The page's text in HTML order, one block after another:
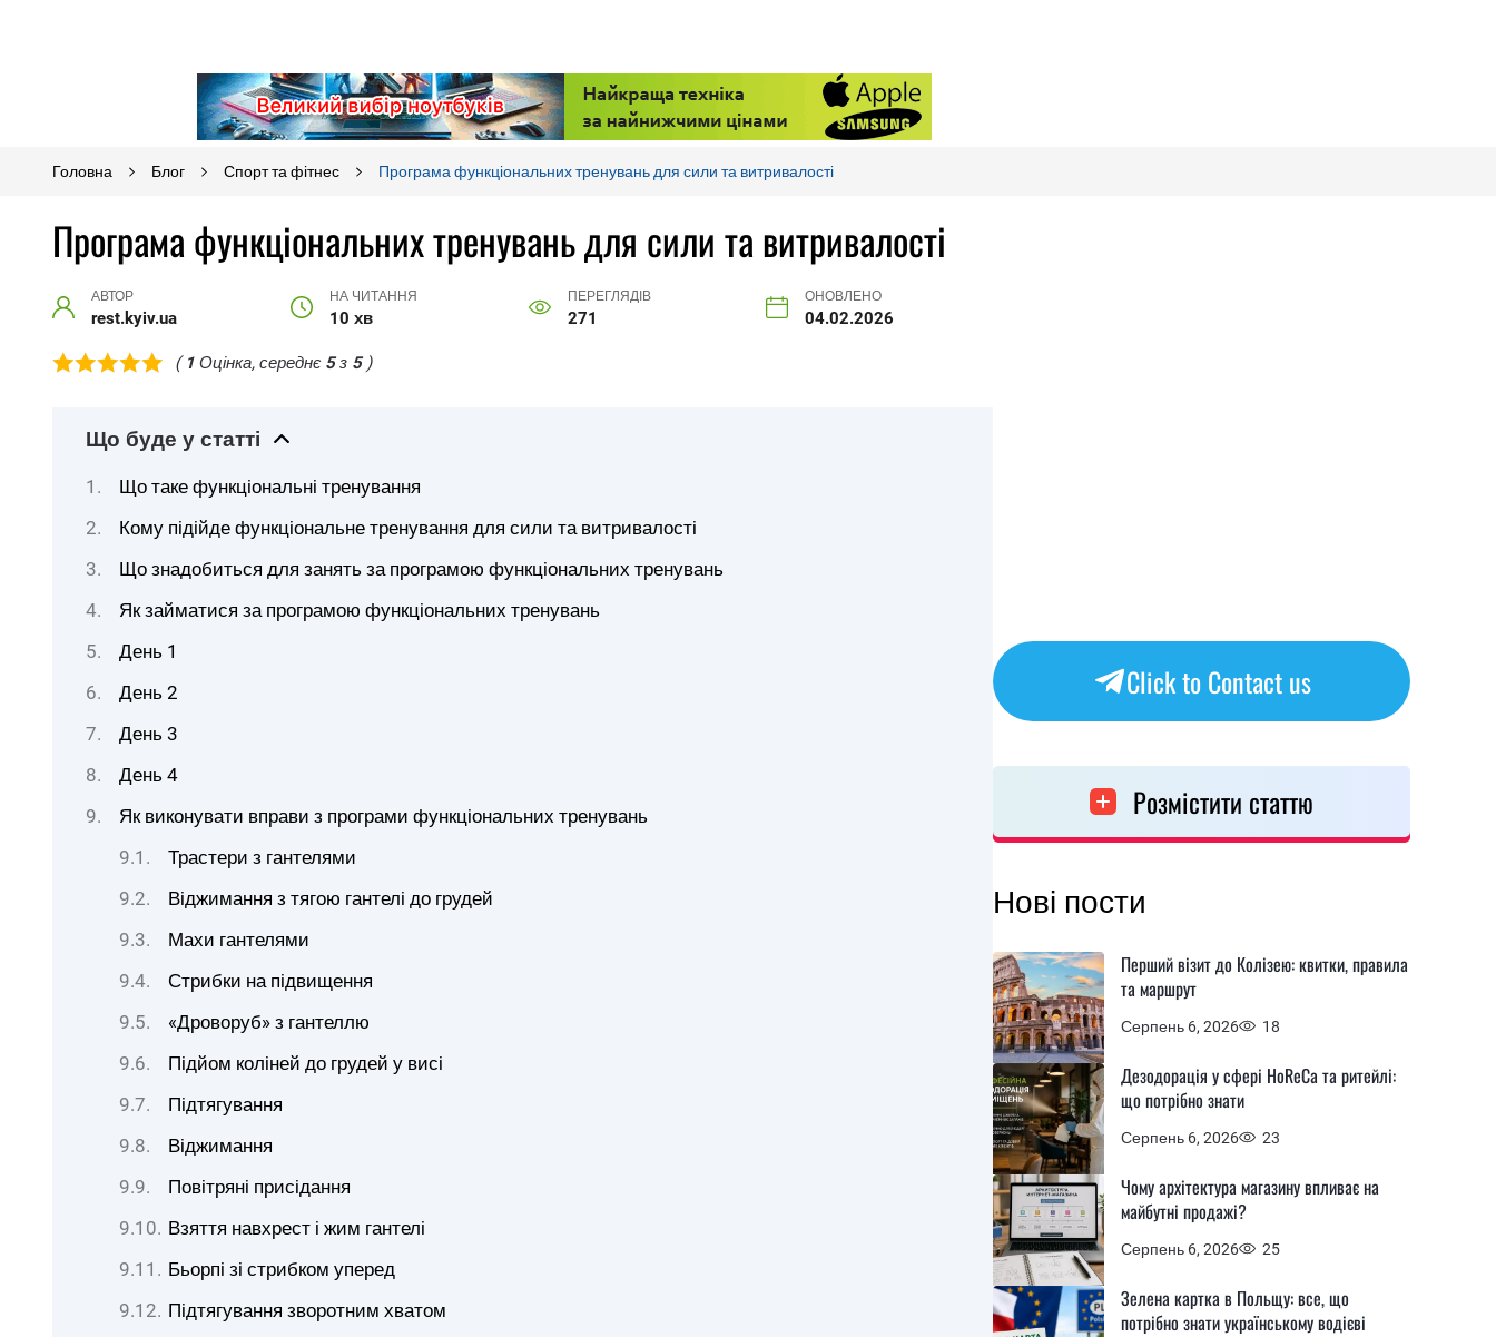
Головна Блог Спорт та фітнес Програма функціональних тренувань для сили та витривалості
Програма функціональних тренувань для сили та витривалості
АВТОР
rest.kyiv.ua
НА ЧИТАННЯ
10 хв
ПЕРЕГЛЯДІВ
271
ОНОВЛЕНО
04.02.2026
( 1 Оцінка, середнє 5з 5)
Що буде у статті
Що таке функціональні тренування
Кому підійде функціональне тренування для сили та витривалості
Що знадобиться для занять за програмою функціональних тренувань
Як займатися за програмою функціональних тренувань
День 1
День 2
День 3
День 4
Як виконувати вправи з програми функціональних тренувань
Трастери з гантелями
Віджимання з тягою гантелі до грудей
Махи гантелями
Стрибки на підвищення
«Дроворуб» з гантеллю
Підйом коліней до грудей у висі
Підтягування
Віджимання
Повітряні присідання
Взяття навхрест і жим гантелі
Бьорпі зі стрибком уперед
Підтягування зворотним хватом
Click to Contact us
Розмістити статтю
Нові пости
Серпень 6, 2026 18
Перший візит до Колізею: квитки, правила
та маршрут
Серпень 6, 2026 23
Дезодорація у сфері HoReCa та ритейлі:
що потрібно знати
Серпень 6, 2026 25
Чому архітектура магазину впливає на
майбутні продажі?
Зелена картка в Польщу: все, що
потрібно знати українському водієві